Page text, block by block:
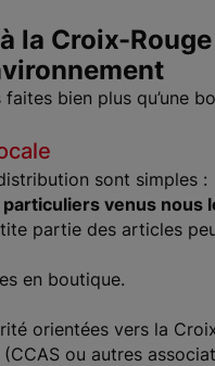
la Croix-
bien plus qu’une
sont simples :
venus
partie des articles
en boutique.
orientées vers la
ou autres